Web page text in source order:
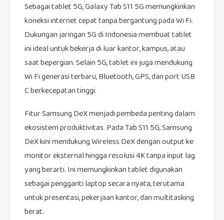
Sebagai tablet 5G, Galaxy Tab S11 5G memungkinkan
koneksi internet cepat tanpa bergantung pada Wi Fi.
Dukungan jaringan 5G di Indonesia membuat tablet
ini ideal untuk bekerja di luar kantor, kampus, atau
saat bepergian. Selain 5G, tablet ini juga mendukung
Wi Fi generasi terbaru, Bluetooth, GPS, dan port USB
C berkecepatan tinggi.
Fitur Samsung DeX menjadi pembeda penting dalam
ekosistem produktivitas. Pada Tab S11 5G, Samsung
DeX kini mendukung Wireless DeX dengan output ke
monitor eksternal hingga resolusi 4K tanpa input lag
yang berarti. Ini memungkinkan tablet digunakan
sebagai pengganti laptop secara nyata, terutama
untuk presentasi, pekerjaan kantor, dan multitasking
berat.